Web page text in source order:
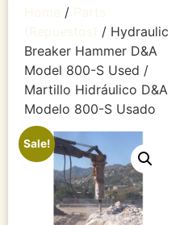
/
/ Hydraulic
Breaker Hammer D&A
Model 800-S Used /
Martillo Hidráulico D&A
Modelo 800-S Usado
Sale!